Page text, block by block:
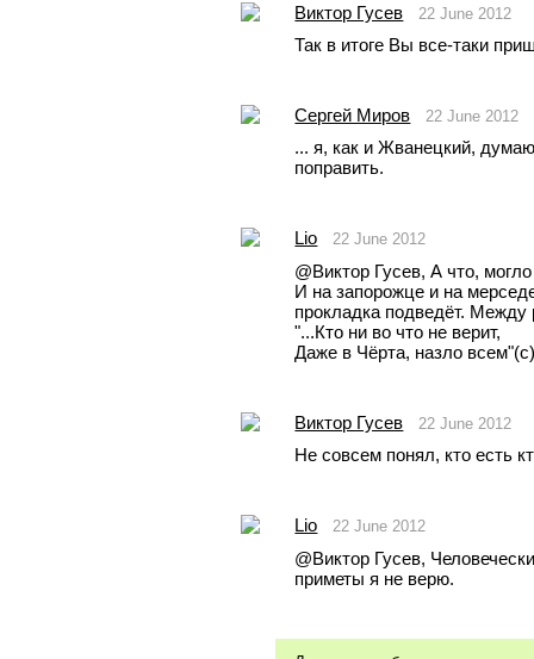
Виктор Гусев 22 June 2012
Так в итоге Вы все-таки
Сергей Миров 22 June 2012
... я, как и Жванецкий,
поправить.
Lio 22 June 2012
@Виктор Гусев, А что,
И на запорожце и на
прокладка подведёт.
"...Кто ни во что не верит,
Даже в Чёрта, назло
Виктор Гусев 22 June 2012
Не совсем понял, кто есть
Lio 22 June 2012
@Виктор Гусев,
приметы я не верю.